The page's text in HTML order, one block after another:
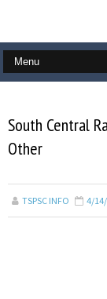
South Central
Other
TSPSC INFO 4/